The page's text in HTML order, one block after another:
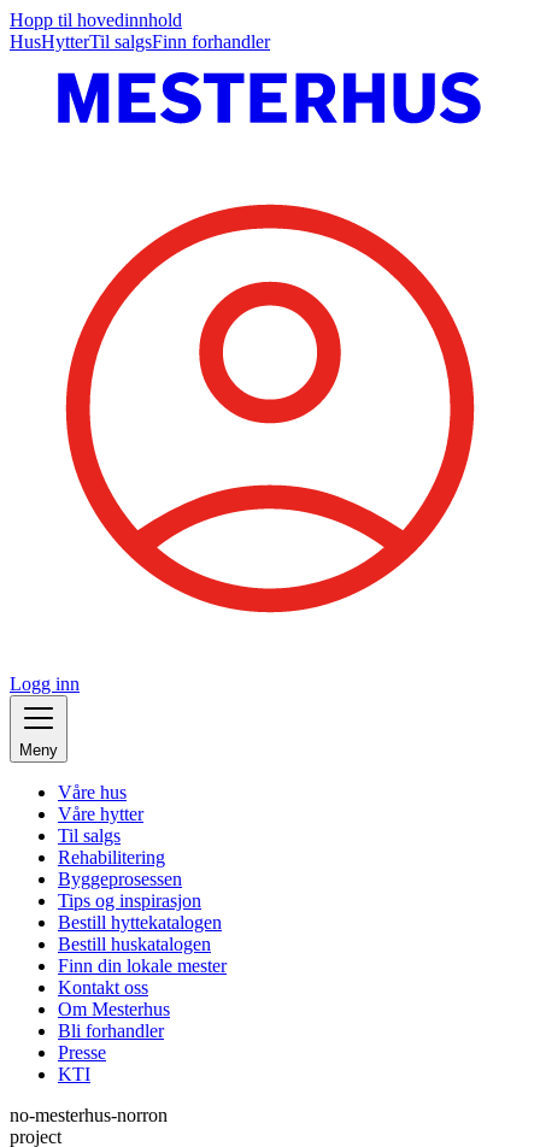
Hopp til hovedinnhold
HusHytterTil salgsFinn forhandler
Logg inn
Meny
Våre hus
Våre hytter
Til salgs
Rehabilitering
Byggeprosessen
Tips og inspirasjon
Bestill hyttekatalogen
Bestill huskatalogen
Finn din lokale mester
Kontakt oss
Om Mesterhus
Bli forhandler
Presse
KTI
no-mesterhus-norron
project